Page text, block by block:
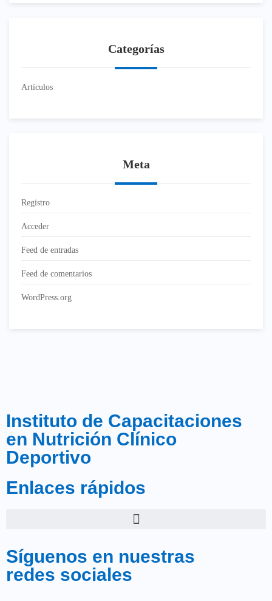
Categorías
Artículos
Meta
Registro
Acceder
Feed de entradas
Feed de comentarios
WordPress.org
Instituto de Capacitaciones
en Nutrición Clínico
Deportivo
Enlaces rápidos
Síguenos en nuestras
redes sociales